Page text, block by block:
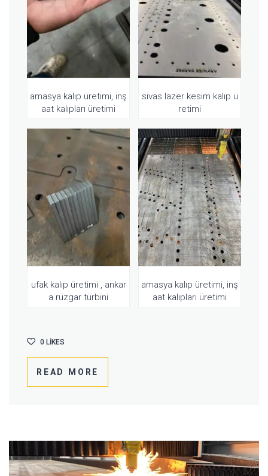
amasya kalıp üretimi, inş
aat kalıpları üretimi
sivas lazer kesim kalıp ü
retimi
ufak kalıp üretimi , ankar
a rüzgar türbini
amasya kalıp üretimi, inş
aat kalıpları üretimi
READ MORE
0 LIKES